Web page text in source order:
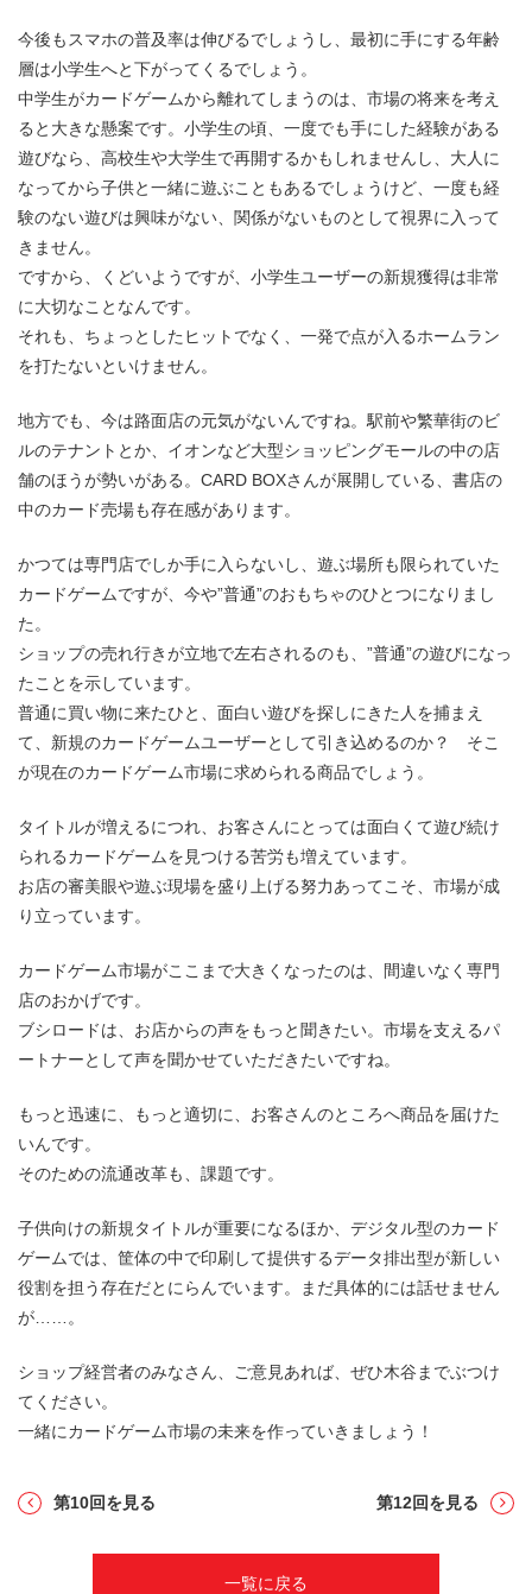
今後もスマホの普及率は伸びるでしょうし、最初に手にする年齢
層は小学生へと下がってくるでしょう。
中学生がカードゲームから離れてしまうのは、市場の将来を考え
ると大きな懸案です。小学生の頃、一度でも手にした経験がある
遊びなら、高校生や大学生で再開するかもしれませんし、大人に
なってから子供と一緒に遊ぶこともあるでしょうけど、一度も経
験のない遊びは興味がない、関係がないものとして視界に入って
きません。
ですから、くどいようですが、小学生ユーザーの新規獲得は非常
に大切なことなんです。
それも、ちょっとしたヒットでなく、一発で点が入るホームラン
を打たないといけません。
地方でも、今は路面店の元気がないんですね。駅前や繁華街のビ
ルのテナントとか、イオンなど大型ショッピングモールの中の店
舗のほうが勢いがある。CARD BOXさんが展開している、書店の
中のカード売場も存在感があります。
かつては専門店でしか手に入らないし、遊ぶ場所も限られていた
カードゲームですが、今や”普通”のおもちゃのひとつになりまし
た。
ショップの売れ行きが立地で左右されるのも、”普通”の遊びになっ
たことを示しています。
普通に買い物に来たひと、面白い遊びを探しにきた人を捕まえ
て、新規のカードゲームユーザーとして引き込めるのか？ そこ
が現在のカードゲーム市場に求められる商品でしょう。
タイトルが増えるにつれ、お客さんにとっては面白くて遊び続け
られるカードゲームを見つける苦労も増えています。
お店の審美眼や遊ぶ現場を盛り上げる努力あってこそ、市場が成
り立っています。
カードゲーム市場がここまで大きくなったのは、間違いなく専門
店のおかげです。
ブシロードは、お店からの声をもっと聞きたい。市場を支えるパ
ートナーとして声を聞かせていただきたいですね。
もっと迅速に、もっと適切に、お客さんのところへ商品を届けた
いんです。
そのための流通改革も、課題です。
子供向けの新規タイトルが重要になるほか、デジタル型のカード
ゲームでは、筐体の中で印刷して提供するデータ排出型が新しい
役割を担う存在だとにらんでいます。まだ具体的には話せません
が……。
ショップ経営者のみなさん、ご意見あれば、ぜひ木谷までぶつけ
てください。
一緒にカードゲーム市場の未来を作っていきましょう！
第10回を見る
一覧に戻る
第12回を見る